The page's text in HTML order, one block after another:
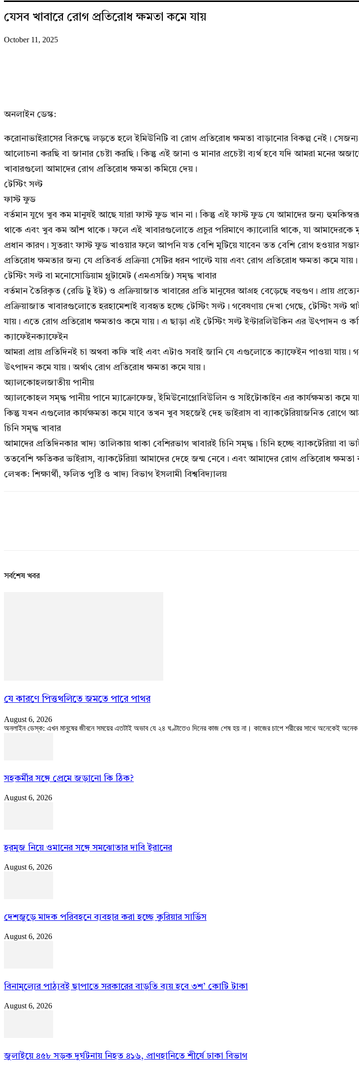
যেসব খাবারে রোগ প্রতিরোধ ক্ষমতা কমে যায়
October 11, 2025
অনলাইন ডেস্ক:
করোনাভাইরাসের বিরুদ্ধে লড়তে হলে ইমিউনিটি বা রোগ প্রতিরোধ ক্ষমতা বাড়ানোর বিকল্প নেই।
আলোচনা করছি বা জানার চেষ্টা করছি। কিন্তু এই জানা ও মানার প্রচেষ্টা ব্যর্থ হবে যদি আমরা মনের
খাবারগুলো আমাদের রোগ প্রতিরোধ ক্ষমতা কমিয়ে দেয়।
টেস্টিং সল্ট
ফাস্ট ফুড
বর্তমান যুগে খুব কম মানুষই আছে যারা ফাস্ট ফুড খান না। কিন্তু এই ফাস্ট ফুড যে আমাদের জন্য
থাকে এবং খুব কম আঁশ থাকে। ফলে এই খাবারগুলোতে প্রচুর পরিমাণে ক্যালোরি থাকে, যা আমাদেরকে
প্রধান কারণ। সুতরাং ফাস্ট ফুড খাওয়ার ফলে আপনি যত বেশি মুটিয়ে যাবেন তত বেশি রোগ হওয়ার
প্রতিরোধ ক্ষমতার জন্য যে প্রতিবর্ত প্রক্রিয়া সেটির ধরন পাল্টে যায় এবং রোগ প্রতিরোধ ক্ষমতা কমে যায়।
টেস্টিং সল্ট বা মনোসোডিয়াম গ্লুটামেট (এমএসজি) সমৃদ্ধ খাবার
বর্তমান তৈরিকৃত (রেডি টু ইট) ও প্রক্রিয়াজাত খাবারের প্রতি মানুষের আগ্রহ বেড়েছে বহুগুণ। প্রায়
প্রক্রিয়াজাত খাবারগুলোতে হরহামেশাই ব্যবহৃত হচ্ছে টেস্টিং সল্ট। গবেষণায় দেখা গেছে, টেস্টিং
যায়। এতে রোগ প্রতিরোধ ক্ষমতাও কমে যায়। এ ছাড়া এই টেস্টিং সল্ট ইন্টারলিউকিন এর উৎপাদন ও
ক্যাফেইনক্যাফেইন
আমরা প্রায় প্রতিদিনই চা অথবা কফি খাই এবং এটাও সবাই জানি যে এগুলোতে ক্যাফেইন পাওয়া যায়।
উৎপাদন কমে যায়। অর্থাৎ রোগ প্রতিরোধ ক্ষমতা কমে যায়।
অ্যালকোহলজাতীয় পানীয়
অ্যালকোহল সমৃদ্ধ পানীয় পানে ম্যাক্রোফেজ, ইমিউনোগ্লোবিউলিন ও সাইটোকাইন এর কার্যক্ষমতা কমে
কিন্তু যখন এগুলোর কার্যক্ষমতা কমে যাবে তখন খুব সহজেই দেহ ভাইরাস বা ব্যাকটেরিয়াজনিত রোগে
চিনি সমৃদ্ধ খাবার
আমাদের প্রতিদিনকার খাদ্য তালিকায় থাকা বেশিরভাগ খাবারই চিনি সমৃদ্ধ। চিনি হচ্ছে ব্যাকটেরিয়া
ততবেশি ক্ষতিকর ভাইরাস, ব্যাকটেরিয়া আমাদের দেহে জন্ম নেবে। এবং আমাদের রোগ প্রতিরোধ ক্ষমতা
লেখক: শিক্ষার্থী, ফলিত পুষ্টি ও খাদ্য বিভাগ ইসলামী বিশ্ববিদ্যালয়
সর্বশেষ খবর
যে কারণে পিত্তথলিতে জমতে পারে পাথর
August 6, 2026
অনলাইন ডেস্ক: এখন মানুষের জীবনে সময়ের এতটাই অভাব যে ২৪ ঘণ্টাতেও দিনের কাজ শেষ হয় না। কাজের চাপে শরীরের সাথে অনেকেই
সহকর্মীর সঙ্গে প্রেমে জড়ানো কি ঠিক?
August 6, 2026
হরমুজ নিয়ে ওমানের সঙ্গে সমঝোতার দাবি ইরানের
August 6, 2026
দেশজুড়ে মাদক পরিবহনে ব্যবহার করা হচ্ছে কুরিয়ার সার্ভিস
August 6, 2026
বিনামূল্যের পাঠ্যবই ছাপাতে সরকারের বাড়তি ব্যয় হবে ৩শ’ কোটি টাকা
August 6, 2026
জুলাইয়ে ৪৫৮ সড়ক দুর্ঘটনায় নিহত ৪১৬, প্রাণহানিতে শীর্ষে ঢাকা বিভাগ